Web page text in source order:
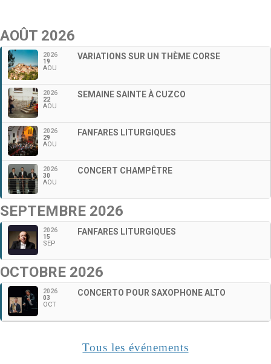
AOÛT 2026
2026
19
AOU
VARIATIONS SUR UN THÈME CORSE
2026
22
AOU
SEMAINE SAINTE À CUZCO
2026
29
AOU
FANFARES LITURGIQUES
2026
30
AOU
CONCERT CHAMPÊTRE
SEPTEMBRE 2026
2026
15
SEP
FANFARES LITURGIQUES
OCTOBRE 2026
2026
03
OCT
CONCERTO POUR SAXOPHONE ALTO
Tous les événements